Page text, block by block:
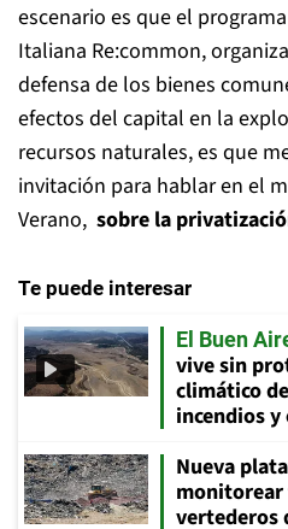
escenario es que el
Italiana Re:common,
defensa de los bienes
efectos del capital en la
recursos naturales, es que
invitación para hablar en el
Verano, sobre la
Te puede interesar
El Buen
vive sin
climático
incendios
Nueva
monitorear
vertederos